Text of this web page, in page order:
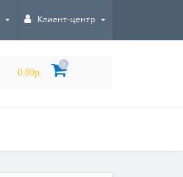
Клиент-центр
0.00р.
0